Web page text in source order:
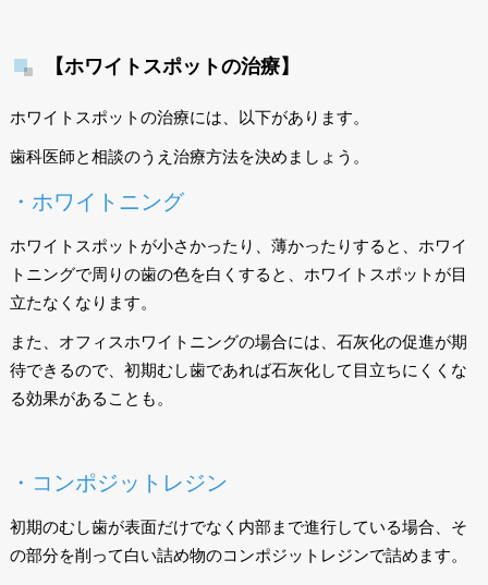
【ホワイトスポットの治療】
ホワイトスポットの治療には、以下があります。
歯科医師と相談のうえ治療方法を決めましょう。
・ホワイトニング
ホワイトスポットが小さかったり、薄かったりすると、ホワイ
トニングで周りの歯の色を白くすると、ホワイトスポットが目
立たなくなります。
また、オフィスホワイトニングの場合には、石灰化の促進が期
待できるので、初期むし歯であれば石灰化して目立ちにくくな
る効果があることも。
・コンポジットレジン
初期のむし歯が表面だけでなく内部まで進行している場合、そ
の部分を削って白い詰め物のコンポジットレジンで詰めます。